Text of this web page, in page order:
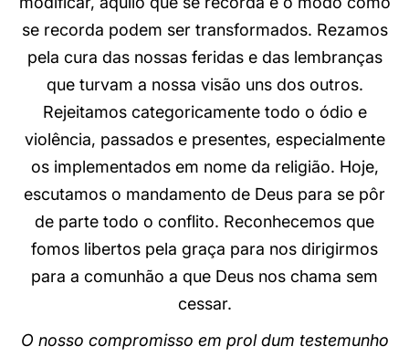
se recorda podem ser transformados. Rezamos
pela cura das nossas feridas e das lembranças
que turvam a nossa visão uns dos outros.
Rejeitamos categoricamente todo o ódio e
violência, passados e presentes, especialmente
os implementados em nome da religião. Hoje,
escutamos o mandamento de Deus para se pôr
de parte todo o conflito. Reconhecemos que
fomos libertos pela graça para nos dirigirmos
para a comunhão a que Deus nos chama sem
cessar.
O nosso compromisso em prol dum testemunho